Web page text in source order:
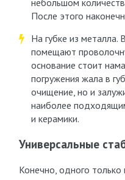
небольшом
После этого
На губке из металла.
помещают
основание стоит
погружения жала в
очищение, но и
наиболее
и керамики.
Универсальные
Конечно, одного только